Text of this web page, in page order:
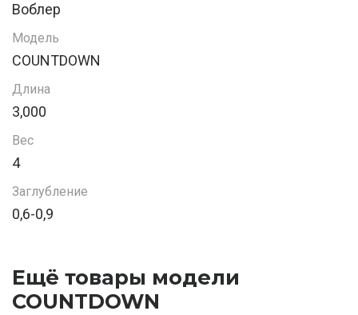
Воблер
Модель
COUNTDOWN
Длина
3,000
Вес
4
Заглубление
0,6-0,9
Ещё товары модели
COUNTDOWN